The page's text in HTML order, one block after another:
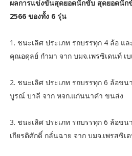
ผลการแข่งขันสุดยอดนักขับ สุดยอดนัก
2566 ของทั้ง 6 รุ่น
1. ชนะเลิศ ประเภท รถบรรทุก 4 ล้อ แ
คุณอดุลย์ กำมา จาก บมจ.เพรซิเดนท์ เบ
2. ชนะเลิศ ประเภท รถบรรทุก 6 ล้อข
บูรณ์ บาลี จาก หจก.แก่นนาคำ ขนส่ง
3. ชนะเลิศ ประเภท รถบรรทุก 6 ล้อข
เกียรติศักดิ์ กลั่นฉาย จาก บมจ.เพรสซิเด